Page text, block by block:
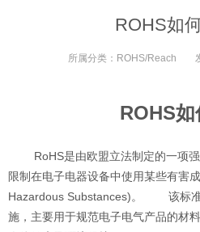
ROHS如
所属分类： ROHS/Reach
ROHS如
RoHS是由欧盟立法制定的一项强
限制在电子电器设备中使用某些有害
Hazardous Substances)。 该标准
施，主要用于规范电子电气产品的材